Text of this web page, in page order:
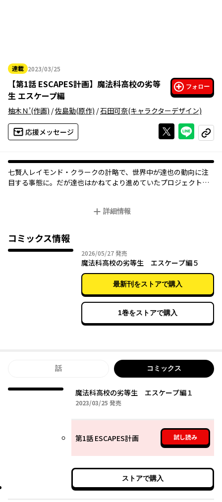
連載 2023/03/25
2023年03月25日
【第1話 ESCAPES計画】 魔法科高校の劣等
生 エスケープ編
フォロー
柚木Ｎ’(作画) /佐島勤(原作) /石田可奈(キャラクターデザイン)
応援メッセージ Xで投稿する
ライン
コピー
七賢人レイモンド・クラークの計略で、世界中が達也の動向に注
目する事態に。だが達也はかねてより進めていたプロジェクトを
詳細情報
コミックス情報
2026/05/272026年05月27日
発売
魔法科高校の劣等生 エスケープ編５
最新刊をストアで購入
1巻をストアで購入
話 コミックス
魔法科高校の劣等生 エスケープ編１
2023/03/25 2023年03月25日
発売
第1話 ESCAPES計画 試し読み
ストアで購入